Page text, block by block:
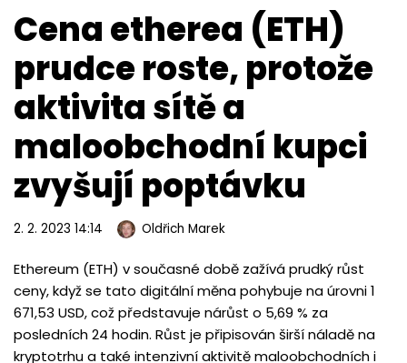
Cena etherea (ETH)
prudce roste, protože
aktivita sítě a
maloobchodní kupci
zvyšují poptávku
2. 2. 2023 14:14 Oldřich Marek
Ethereum (ETH) v současné době zažívá prudký růst
ceny, když se tato digitální měna pohybuje na úrovni 1
671,53 USD, což představuje nárůst o 5,69 % za
posledních 24 hodin. Růst je připisován širší náladě na
kryptotrhu a také intenzivní aktivitě maloobchodních i